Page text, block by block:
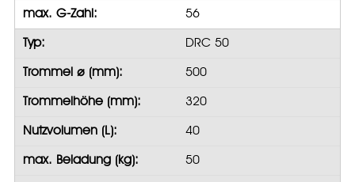
max. G-Zahl: 56
Typ: DRC 50
Trommel ⌀ (mm): 500
Trommelhöhe (mm): 320
Nutzvolumen (L): 40
max. Beladung (kg): 50